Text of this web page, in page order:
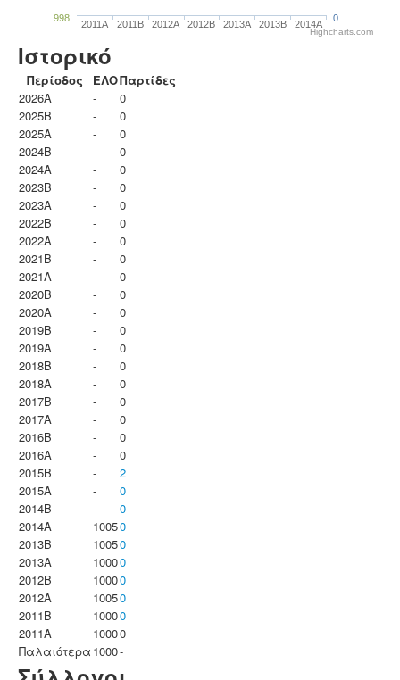
2011A 2011B 2012A 2012B 2013A 2013B 2014A
998 0
Highcharts.com
Ιστορικό
Περίοδος ΕΛΟΠαρτίδες
2026A
-
0
2025B
-
0
2025A
-
0
2024B
-
0
2024A
-
0
2023B
-
0
2023Α
-
0
2022B
-
0
2022A
-
0
2021B
-
0
2021A
-
0
2020B
-
0
2020A
-
0
2019B
-
0
2019A
-
0
2018B
-
0
2018A
-
0
2017B
-
0
2017A
-
0
2016B
-
0
2016A
-
0
2015B
-
2
2015A
-
0
2014B
-
0
2014A
10050
2013B
10050
2013A
10000
2012B
10000
2012A
10050
2011B
10000
2011A
10000
Παλαιότερα 1000-